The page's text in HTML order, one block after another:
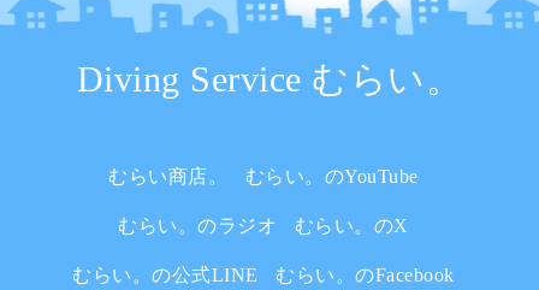
Diving Service むらい。
むらい商店。 むらい。のYouTube
むらい。のラジオ むらい。のX
むらい。の公式LINE むらい。のFacebook